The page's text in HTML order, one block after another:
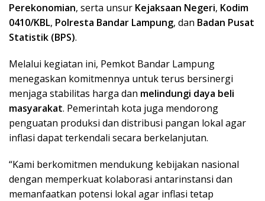
Perekonomian, serta unsur Kejaksaan Negeri, Kodim
0410/KBL, Polresta Bandar Lampung, dan Badan Pusat
Statistik (BPS).
Melalui kegiatan ini, Pemkot Bandar Lampung
menegaskan komitmennya untuk terus bersinergi
menjaga stabilitas harga dan melindungi daya beli
masyarakat. Pemerintah kota juga mendorong
penguatan produksi dan distribusi pangan lokal agar
inflasi dapat terkendali secara berkelanjutan.
“Kami berkomitmen mendukung kebijakan nasional
dengan memperkuat kolaborasi antarinstansi dan
memanfaatkan potensi lokal agar inflasi tetap